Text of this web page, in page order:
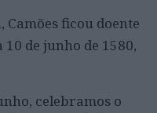
Camões ficou doente
de junho de 1580,
celebramos o